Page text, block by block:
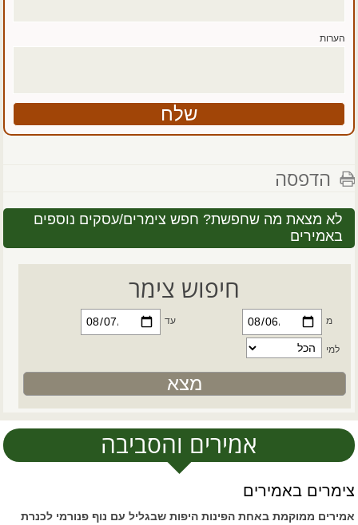
הערות
הדפסה
לא מצאת מה שחפשת? חפש צימרים/עסקים נוספים
באמירים
חיפוש צימר
מ עד
למי
אמירים והסביבה
צימרים באמירים
אמירים ממוקמת באחת הפינות היפות שבגליל עם נוף פנורמי לכנרת